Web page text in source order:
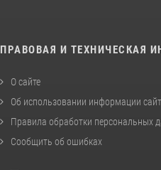
ПРАВОВАЯ И ТЕХНИЧЕСКАЯ
О сайте
Об использовании информации
Правила обработки персональных
Сообщить об ошибках